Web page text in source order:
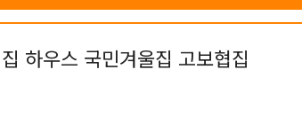
하우스 국민겨울집 고보협집